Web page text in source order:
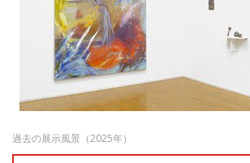
過去の展示風景（2025年）